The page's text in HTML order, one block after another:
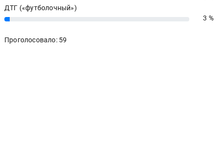
ДТГ («футболочный»)
3% 3 %
Проголосовало: 59